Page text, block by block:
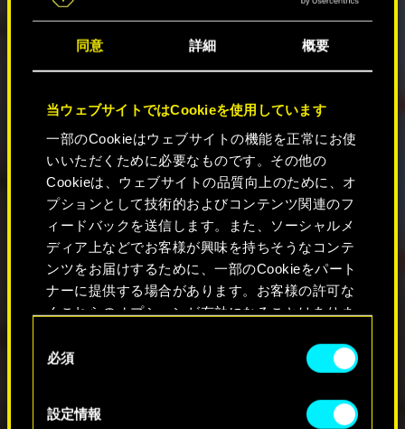
同意 詳細 概要
当ウェブサイトではCookieを使用しています
一部のCookieはウェブサイトの機能を正常にお使
いいただくために必要なものです。その他の
Cookieは、ウェブサイトの品質向上のために、オ
プションとして技術的およびコンテンツ関連のフ
ィードバックを送信します。また、ソーシャルメ
ディア上などでお客様が興味を持ちそうなコンテ
ンツをお届けするために、一部のCookieをパート
ナーに提供する場合があります。お客様の許可な
くこれらのオプションが有効になることはありま
Cookieの使用およびパフォーマンスの変更点に関
する詳細は、下記の「設定」メニューでご確認く
ださい。
必須
設定情報